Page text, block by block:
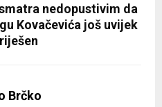
nedopustivim da
Kovačevića još uvijek
Brčko